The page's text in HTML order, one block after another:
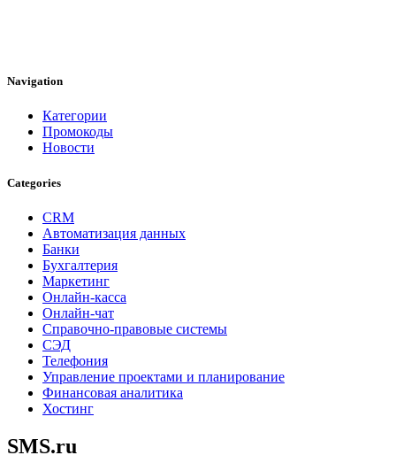
Navigation
Категории
Промокоды
Новости
Categories
CRM
Автоматизация данных
Банки
Бухгалтерия
Маркетинг
Онлайн-касса
Онлайн-чат
Справочно-правовые системы
СЭД
Телефония
Управление проектами и планирование
Финансовая аналитика
Хостинг
SMS.ru